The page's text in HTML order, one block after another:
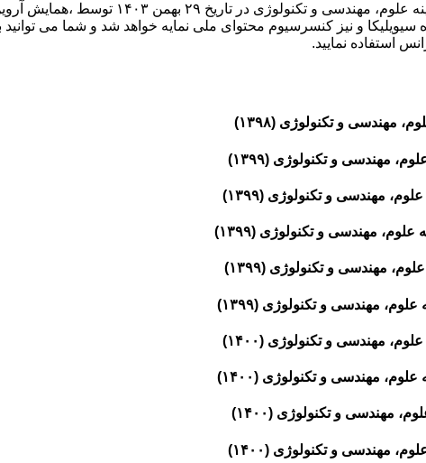
پانزدهمین کنفرانس بین المللی فناوری های
و نیز کنسرسیوم محتوای ملی نمایه خواهد شد و شما می توانید
استفاده نمایید.
مهندسی و تکنولوژی (۱۳۹۸)
مهندسی و تکنولوژی (۱۳۹۹)
مهندسی و تکنولوژی (۱۳۹۹)
مهندسی و تکنولوژی (۱۳۹۹)
مهندسی و تکنولوژی (۱۳۹۹)
مهندسی و تکنولوژی (۱۳۹۹)
مهندسی و تکنولوژی (۱۴۰۰)
مهندسی و تکنولوژی (۱۴۰۰)
مهندسی و تکنولوژی (۱۴۰۰)
مهندسی و تکنولوژی (۱۴۰۰)